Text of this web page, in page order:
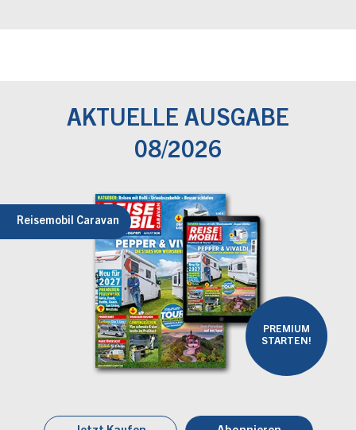
AKTUELLE AUSGABE
08/2026
Reisemobil Caravan
PREMIUM
STARTEN!